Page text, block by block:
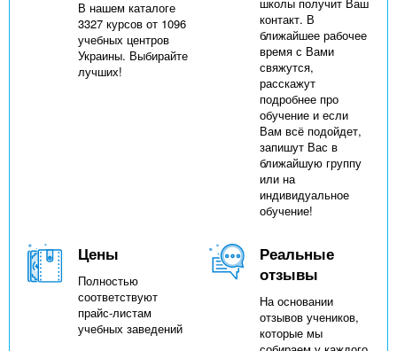
В нашем каталоге
3327 курсов от 1096
учебных центров
Украины. Выбирайте
лучших!
контакт. В
ближайшее рабочее
время с Вами
свяжутся,
расскажут
подробнее про
обучение и если
Вам всё подойдет,
запишут Вас в
ближайшую группу
или на
индивидуальное
обучение!
Цены
Полностью
соответствуют
прайс-листам
учебных заведений
Реальные
отзывы
На основании
отзывов учеников,
которые мы